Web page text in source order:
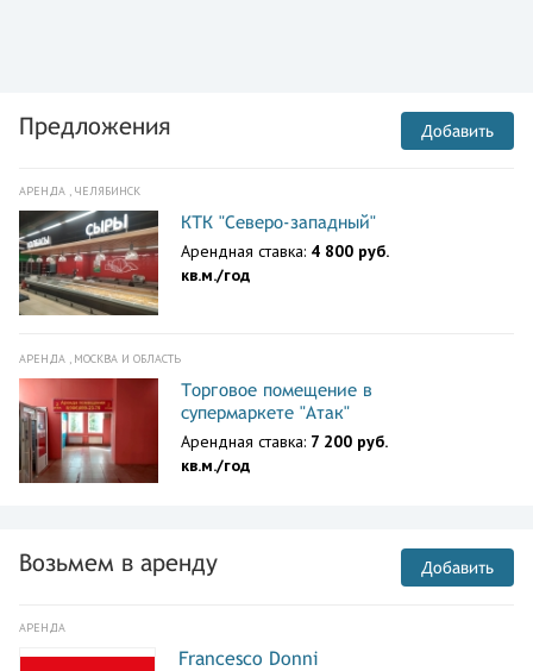
Предложения Добавить
АРЕНДА , ЧЕЛЯБИНСК
КТК "Северо-западный"
Арендная ставка: 4 800 руб.
кв.м./год
АРЕНДА , МОСКВА И ОБЛАСТЬ
Торговое помещение в
супермаркете "Атак"
Арендная ставка: 7 200 руб.
кв.м./год
Возьмем в аренду Добавить
АРЕНДА
Francesco Donni